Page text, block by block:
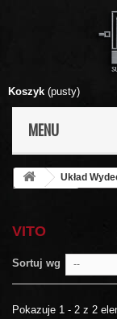
Koszyk (pusty)
MENU
Układ
VITO
Sortuj wg --
Pokazuje 1 - 2 z 2